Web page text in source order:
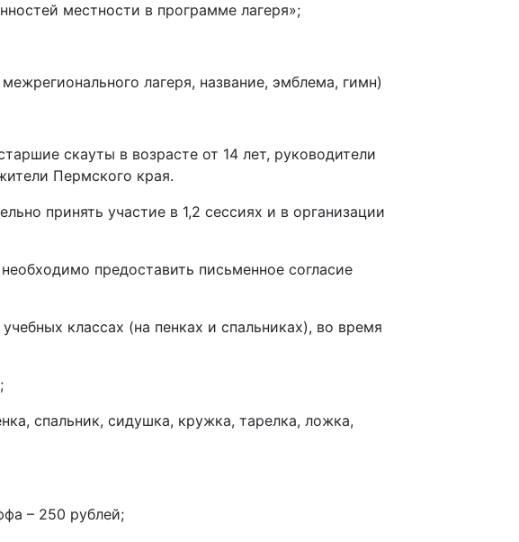
местности в программе лагеря»;
лагеря, название, эмблема, гимн)
скауты в возрасте от 14 лет, руководители
Пермского края.
принять участие в 1,2 сессиях и в организации
предоставить письменное согласие
классах (на пенках и спальниках), во время
спальник, сидушка, кружка, тарелка, ложка,
– 250 рублей;